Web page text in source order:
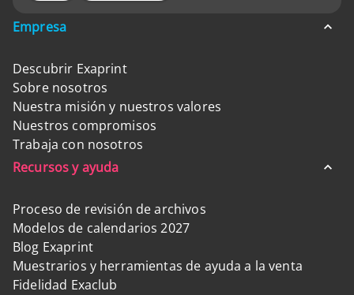
Empresa
Descubrir Exaprint
Sobre nosotros
Nuestra misión y nuestros valores
Nuestros compromisos
Trabaja con nosotros
Recursos y ayuda
Proceso de revisión de archivos
Modelos de calendarios 2027
Blog Exaprint
Muestrarios y herramientas de ayuda a la venta
Fidelidad Exaclub